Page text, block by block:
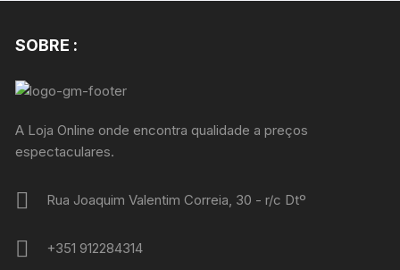
SOBRE :
A Loja Online onde encontra qualidade a preços
espectaculares.
Rua Joaquim Valentim Correia, 30 - r/c Dtº
+351 912284314